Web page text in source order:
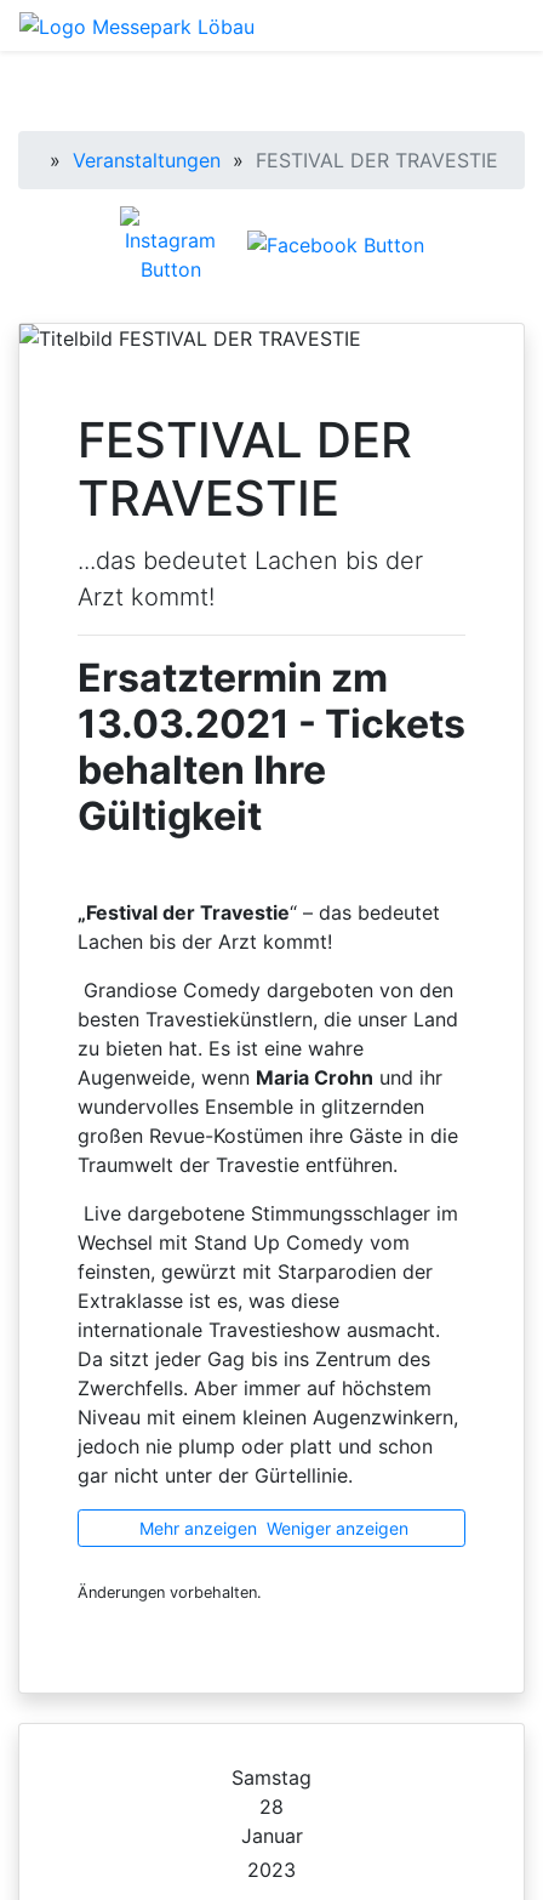
Startseite
» Veranstaltungen » FESTIVAL DER TRAVESTIE
FESTIVAL DER
TRAVESTIE
...das bedeutet Lachen bis der
Arzt kommt!
Ersatztermin zm
13.03.2021 - Tickets
behalten Ihre
Gültigkeit
„Festival der Travestie“ – das bedeutet
Lachen bis der Arzt kommt!
Grandiose Comedy dargeboten von den
besten Travestiekünstlern, die unser Land
zu bieten hat. Es ist eine wahre
Augenweide, wenn Maria Crohn und ihr
wundervolles Ensemble in glitzernden
großen Revue-Kostümen ihre Gäste in die
Traumwelt der Travestie entführen.
Live dargebotene Stimmungsschlager im
Wechsel mit Stand Up Comedy vom
feinsten, gewürzt mit Starparodien der
Extraklasse ist es, was diese
internationale Travestieshow ausmacht.
Da sitzt jeder Gag bis ins Zentrum des
Zwerchfells. Aber immer auf höchstem
Niveau mit einem kleinen Augenzwinkern,
jedoch nie plump oder platt und schon
gar nicht unter der Gürtellinie.
Mehr anzeigen Weniger anzeigen
Änderungen vorbehalten.
Samstag
28
Januar
2023